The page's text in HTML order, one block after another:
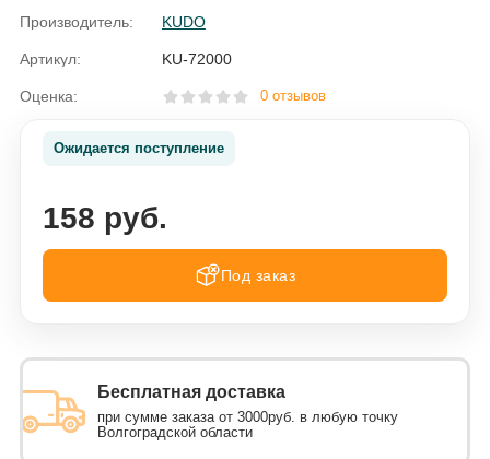
Производитель: KUDO
Артикул: KU-72000
Оценка: 0 отзывов
Ожидается поступление
158 руб.
Под заказ
Бесплатная доставка
при сумме заказа от 3000руб. в любую точку
Волгоградской области